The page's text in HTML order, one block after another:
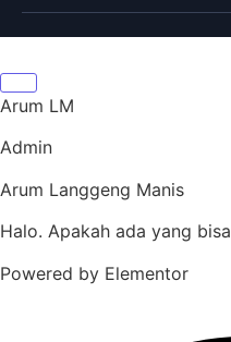
Arum LM
Admin
Arum Langgeng Manis
Halo. Apakah ada yang
Powered by Elementor